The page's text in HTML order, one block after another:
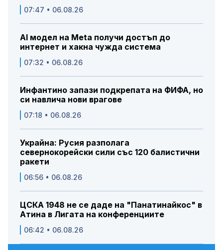
07:47 • 06.08.26
AI модел на Meta получи достъп до
интернет и хакна чужда система
07:32 • 06.08.26
Инфантино запази подкрепата на ФИФА, но
си навлича нови врагове
07:18 • 06.08.26
Украйна: Русия разполага
севернокорейски сили със 120 балистични
ракети
06:56 • 06.08.26
ЦСКА 1948 не се даде на "Панатинайкос" в
Атина в Лигата на конференциите
06:42 • 06.08.26